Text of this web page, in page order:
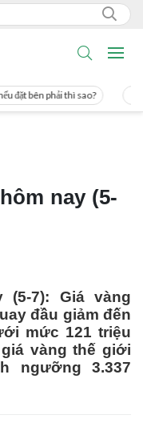
Cách uống nước mía giúp
nay (5-
(5-7): Giá vàng
đầu giảm đến
mức 121 triệu
vàng thế giới
ngưỡng 3.337